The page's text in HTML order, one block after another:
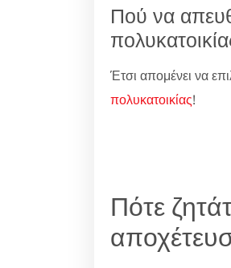
Πού να
Έτσι απομένει να
πολυκατοικίας!
Πότε